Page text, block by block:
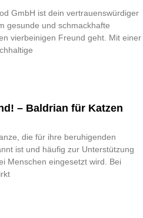
GmbH ist dein vertrauenswürdiger
gesunde und schmackhafte
vierbeinigen Freund geht. Mit einer
– Baldrian für Katzen
die für ihre beruhigenden
ist und häufig zur Unterstützung
Menschen eingesetzt wird. Bei